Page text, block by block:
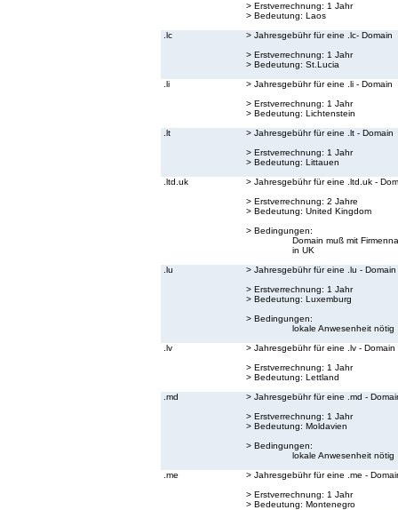
> Erstverrechnung: 1 Jahr
> Bedeutung: Laos
.lc
> Jahresgebühr für eine .lc- Domain
> Erstverrechnung: 1 Jahr
> Bedeutung: St.Lucia
.li
> Jahresgebühr für eine .li - Domain
> Erstverrechnung: 1 Jahr
> Bedeutung: Lichtenstein
.lt
> Jahresgebühr für eine .lt - Domain
> Erstverrechnung: 1 Jahr
> Bedeutung: Littauen
.ltd.uk
> Jahresgebühr für eine .ltd.uk -
> Erstverrechnung: 2 Jahre
> Bedeutung: United Kingdom
> Bedingungen:
Domain muß mit
in UK
.lu
> Jahresgebühr für eine .lu - Domain
> Erstverrechnung: 1 Jahr
> Bedeutung: Luxemburg
> Bedingungen:
lokale Anwesenheit nötig
.lv
> Jahresgebühr für eine .lv - Domain
> Erstverrechnung: 1 Jahr
> Bedeutung: Lettland
.md
> Jahresgebühr für eine .md -
> Erstverrechnung: 1 Jahr
> Bedeutung: Moldavien
> Bedingungen:
lokale Anwesenheit nötig
.me
> Jahresgebühr für eine .me -
> Erstverrechnung: 1 Jahr
> Bedeutung: Montenegro